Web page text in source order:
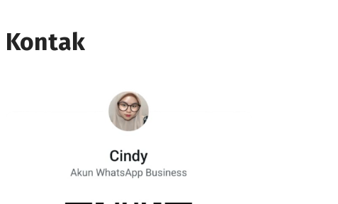
Kontak